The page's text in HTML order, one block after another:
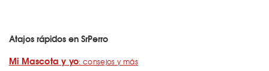
Atajos rápidos en SrPerro
Mi Mascota y yo: consejos y más